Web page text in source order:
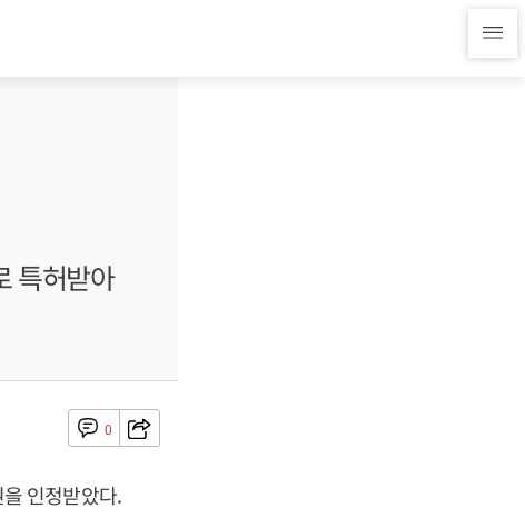
특허받아
0
인정받았다.